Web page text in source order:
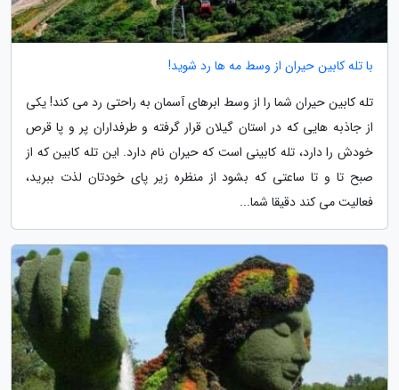
با تله کابین حیران از وسط مه ها رد شوید!
تله کابین حیران شما را از وسط ابرهای آسمان به راحتی رد می کند! یکی
از جاذبه هایی که در استان گیلان قرار گرفته و طرفداران پر و پا قرص
خودش را دارد، تله کابینی است که حیران نام دارد. این تله کابین که از
صبح تا و تا ساعتی که بشود از منظره زیر پای خودتان لذت ببرید،
فعالیت می کند دقیقا شما...